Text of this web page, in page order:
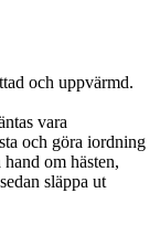
och uppvärmd.
vara
och göra iordning
om hästen,
släppa ut